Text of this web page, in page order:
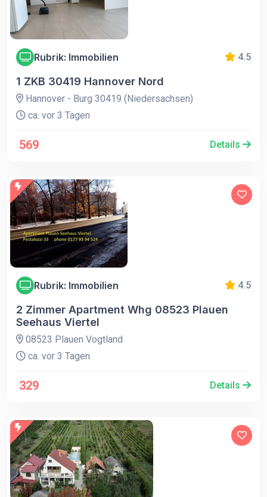
Rubrik: Immobilien 4.5
1 ZKB 30419 Hannover Nord
Hannover - Burg 30419 (Niedersachsen)
ca. vor 3 Tagen
569 Details
Rubrik: Immobilien 4.5
2 Zimmer Apartment Whg 08523 Plauen
Seehaus Viertel
08523 Plauen Vogtland
ca. vor 3 Tagen
329 Details